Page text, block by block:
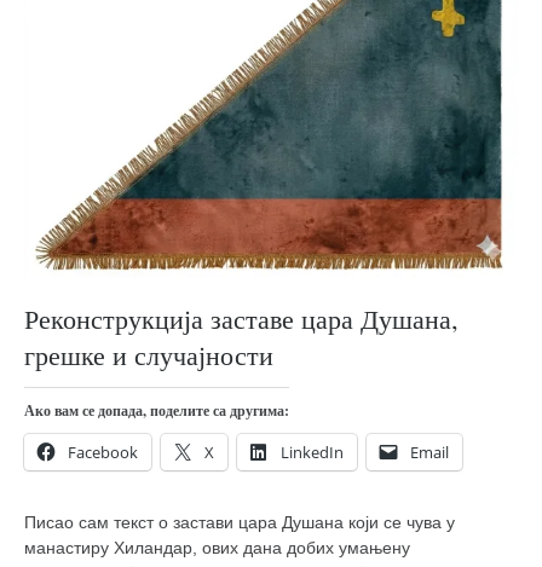
забрањена историја
ћирилица
породичне приче
прота Воја
календар српски
азбуки и књиге
Окинава карате
најновије на блогу
историја каратеа
Реконструкција заставе цара Душана,
грешке и случајности
Ако вам се допада, поделите са другима:
Facebook X LinkedIn Email
Писао сам текст о застави цара Душана који се чува у
манастиру Хиландар, ових дана добих умањену